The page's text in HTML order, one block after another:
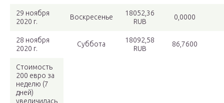
29 ноября
2020 г.
Воскресенье
18052,36
RUB
0,0000
28 ноября
2020 г.
Суббота
18092,58
RUB
86,7600
Cтоимость
200 евро за
неделю (7
дней)
увеличилась